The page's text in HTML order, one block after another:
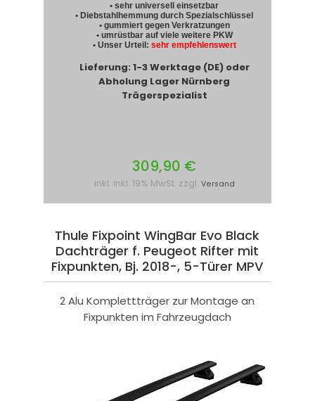
• sehr universell einsetzbar
• Diebstahlhemmung durch Spezialschlüssel
• gummiert gegen Verkratzungen
• umrüstbar auf viele weitere PKW
• Unser Urteil: sehr empfehlenswert
Lieferung: 1-3 Werktage (DE) oder
Abholung Lager Nürnberg
Trägerspezialist
309,90 €
inkl. inkl. 19% MwSt. zzgl. Versand
Thule Fixpoint WingBar Evo Black
Dachträger f. Peugeot Rifter mit
Fixpunkten, Bj. 2018-, 5-Türer MPV
2 Alu Komplettträger zur Montage an
Fixpunkten im Fahrzeugdach